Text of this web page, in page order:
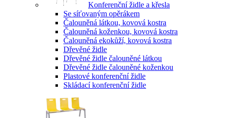
Konferenční židle a křesla
Se síťovaným opěrákem
Čalouněná látkou, kovová kostra
Čalouněná koženkou, kovová kostra
Čalouněná ekokůží, kovová kostra
Dřevěné židle
Dřevěné židle čalouněné látkou
Dřevěné židle čalouněné koženkou
Plastové konferenční židle
Skládací konferenční židle